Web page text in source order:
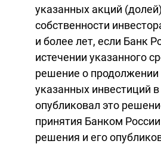
указанных акций
собственности
и более лет, если Банк
истечении указанного
решение о
указанных инвестиций в
опубликовал это
принятия Банком
решения и его